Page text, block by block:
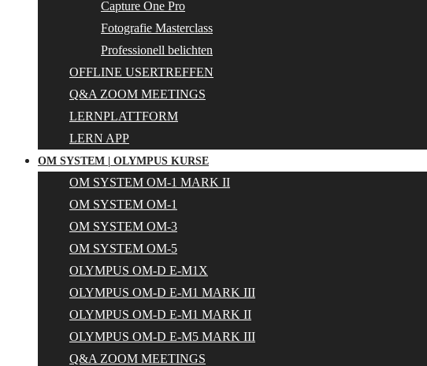
Capture One Pro
Fotografie Masterclass
Professionell belichten
OFFLINE USERTREFFEN
Q&A ZOOM MEETINGS
LERNPLATTFORM
LERN APP
OM SYSTEM | OLYMPUS KURSE
OM SYSTEM OM-1 MARK II
OM SYSTEM OM-1
OM SYSTEM OM-3
OM SYSTEM OM-5
OLYMPUS OM-D E-M1X
OLYMPUS OM-D E-M1 MARK III
OLYMPUS OM-D E-M1 MARK II
OLYMPUS OM-D E-M5 MARK III
Q&A ZOOM MEETINGS